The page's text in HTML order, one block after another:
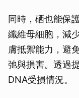
同時，硒也能保
纖維母細胞，減
膚抵禦能力，避
弛與損害。透過
DNA受損情況。